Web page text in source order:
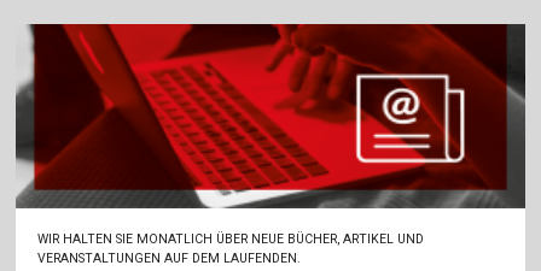
WIR HALTEN SIE MONATLICH ÜBER NEUE BÜCHER, ARTIKEL UND
VERANSTALTUNGEN AUF DEM LAUFENDEN.